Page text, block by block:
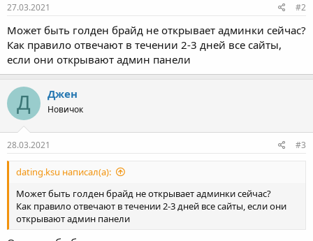
27.03.2021 #2
Может быть голден брайд не открывает админки сейчас?
Как правило отвечают в течении 2-3 дней все сайты,
если они открывают админ панели
Д Джен
Новичок
28.03.2021 #3
dating.ksu написал(а):
Может быть голден брайд не открывает админки сейчас?
Как правило отвечают в течении 2-3 дней все сайты, если они
открывают админ панели